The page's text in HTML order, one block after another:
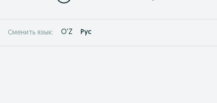
Сменить язык: O'Z Рус